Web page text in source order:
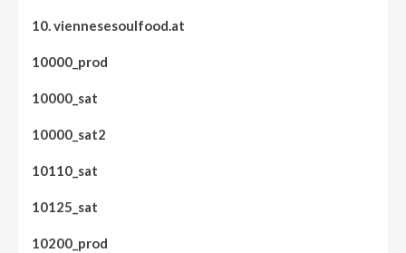
10. viennesesoulfood.at
10000_prod
10000_sat
10000_sat2
10110_sat
10125_sat
10200_prod